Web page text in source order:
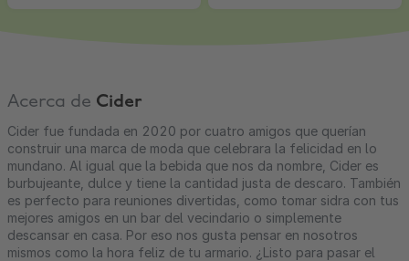
de descuento
Acerca de Cider
Cider fue fundada en 2020 por cuatro amigos que querían
construir una marca de moda que celebrara la felicidad en lo
mundano. Al igual que la bebida que nos da nombre, Cider es
burbujeante, dulce y tiene la cantidad justa de descaro. También
es perfecto para reuniones divertidas, como tomar sidra con tus
mejores amigos en un bar del vecindario o simplemente
descansar en casa. Por eso nos gusta pensar en nosotros
mismos como la hora feliz de tu armario. ¿Listo para pasar el